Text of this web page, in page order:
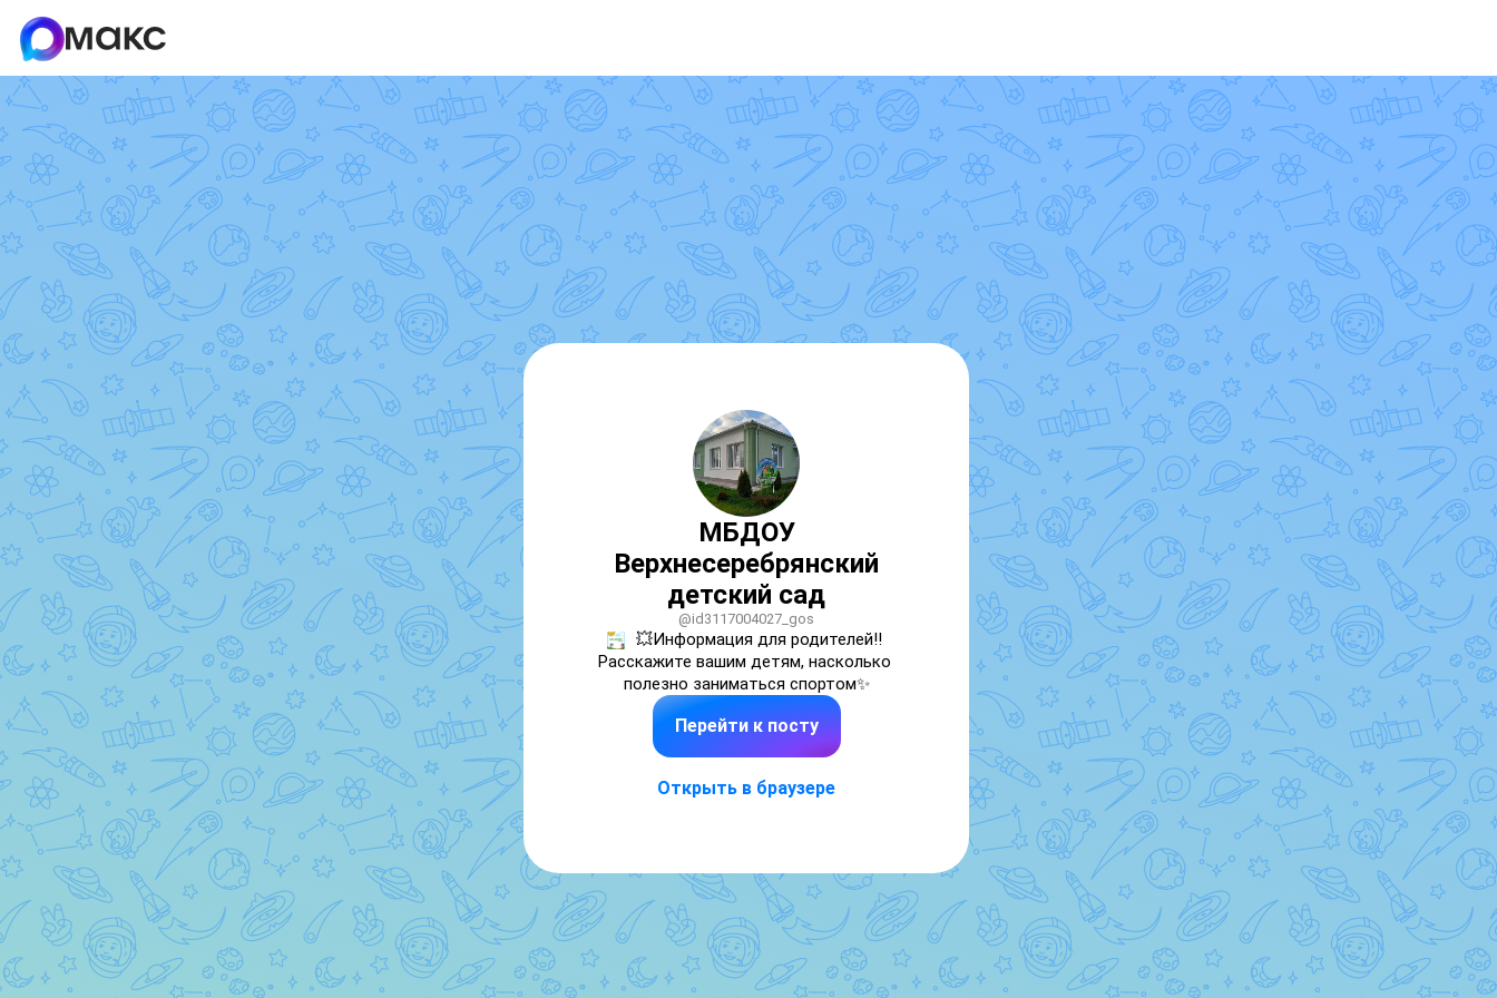
МБДОУ
Верхнесеребрянский
детский сад
@id3117004027_gos
💥Информация для родителей‼
Расскажите вашим детям, насколько
полезно заниматься спортом✨
Перейти к посту
Открыть в браузере